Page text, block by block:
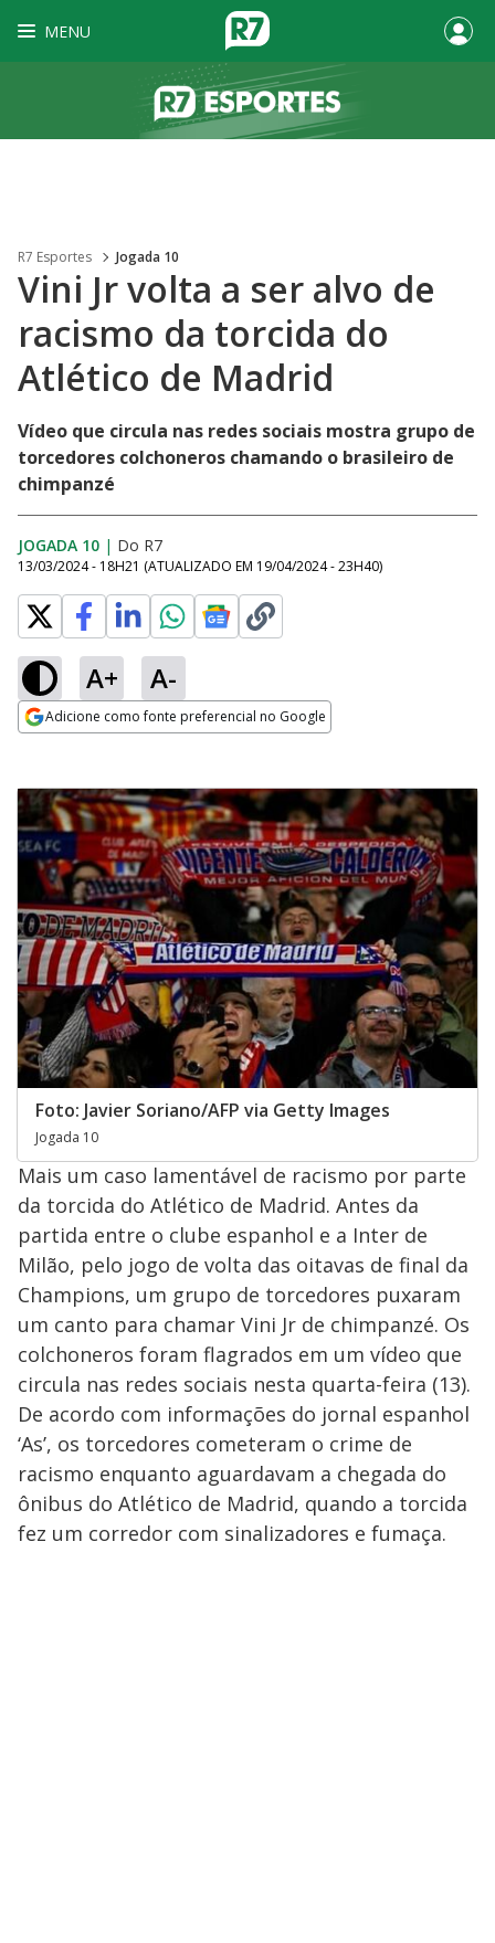
MENU
R7 Esportes Jogada 10
Vini Jr volta a ser alvo de
racismo da torcida do
Atlético de Madrid
Vídeo que circula nas redes sociais mostra grupo de
torcedores colchoneros chamando o brasileiro de
chimpanzé
JOGADA 10 | Do R7
13/03/2024 - 18H21 (ATUALIZADO EM 19/04/2024 - 23H40)
A+ A-
Adicione como fonte preferencial no Google
Foto: Javier Soriano/AFP via Getty Images
Jogada 10
Mais um caso lamentável de racismo por parte
da torcida do Atlético de Madrid. Antes da
partida entre o clube espanhol e a Inter de
Milão, pelo jogo de volta das oitavas de final da
Champions, um grupo de torcedores puxaram
um canto para chamar Vini Jr de chimpanzé. Os
colchoneros foram flagrados em um vídeo que
circula nas redes sociais nesta quarta-feira (13).
De acordo com informações do jornal espanhol
‘As’, os torcedores cometeram o crime de
racismo enquanto aguardavam a chegada do
ônibus do Atlético de Madrid, quando a torcida
fez um corredor com sinalizadores e fumaça.